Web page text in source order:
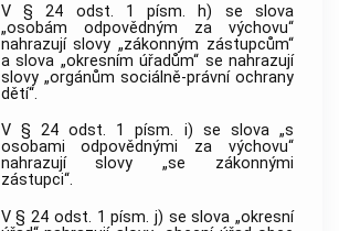
V § 24 odst. 1 písm. h) se slova
„osobám odpovědným za výchovu“
nahrazují slovy „zákonným zástupcům“
a slova „okresním úřadům“ se nahrazují
slovy „orgánům sociálně-právní ochrany
dětí“.
V § 24 odst. 1 písm. i) se slova „s
osobami odpovědnými za výchovu“
nahrazují slovy „se zákonnými
zástupci“.
V § 24 odst. 1 písm. j) se slova „okresní